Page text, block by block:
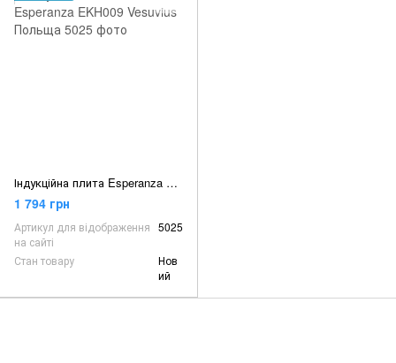
Індукційна плита Esperanza EKH009 Vesuvius Польща
1 794 грн
Артикул для відображення
на сайті
5025
Стан товару
Нов
ий